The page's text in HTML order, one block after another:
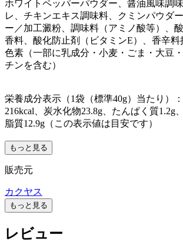
ホワイトペッパーパウダー、醤油風味調
レ、チキンエキス調味料、クミンパウダ
ー／加工澱粉、調味料（アミノ酸等）、酸
香料、酸化防止剤（ビタミンE）、香辛
色素（一部に乳成分・小麦・ごま・大豆
チンを含む）
栄養成分表示（1袋（標準40g）当たり）
216kcal、炭水化物23.8g、たんぱく質1.2g
脂質12.9g（この表示値は目安です）
もっと見る
販売元
カクヤス
もっと見る
レビュー